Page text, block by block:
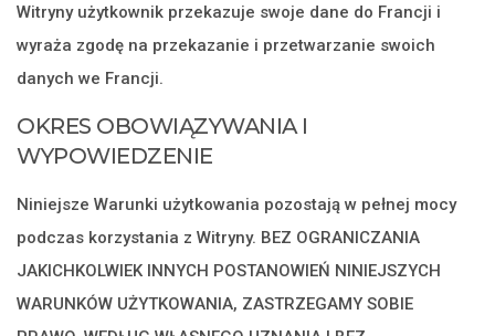
Witryny użytkownik przekazuje swoje dane do Francji i
wyraża zgodę na przekazanie i przetwarzanie swoich
danych we Francji.
OKRES OBOWIĄZYWANIA I
WYPOWIEDZENIE
Niniejsze Warunki użytkowania pozostają w pełnej mocy
podczas korzystania z Witryny. BEZ OGRANICZANIA
JAKICHKOLWIEK INNYCH POSTANOWIEŃ NINIEJSZYCH
WARUNKÓW UŻYTKOWANIA, ZASTRZEGAMY SOBIE